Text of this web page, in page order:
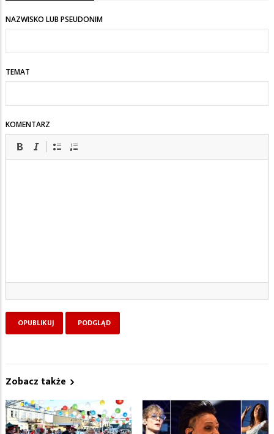
NAZWISKO LUB PSEUDONIM
TEMAT
KOMENTARZ
Zobacz także